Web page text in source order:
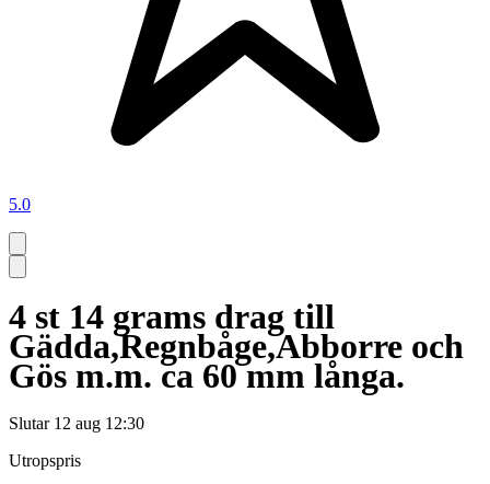
5.0
4 st 14 grams drag till
Gädda,Regnbåge,Abborre och
Gös m.m. ca 60 mm långa.
Slutar 12 aug 12:30
Utropspris